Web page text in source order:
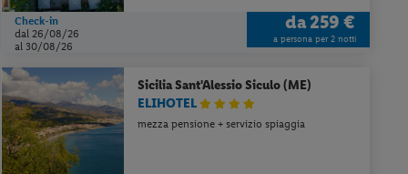
Check-in
dal 26/08/26
al 30/08/26
da259 €
a persona per 2 notti
SiciliaSant'Alessio Siculo (ME)
ELIHOTEL
mezza pensione + servizio spiaggia